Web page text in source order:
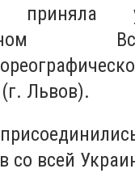
приняла
Львов).
со всей